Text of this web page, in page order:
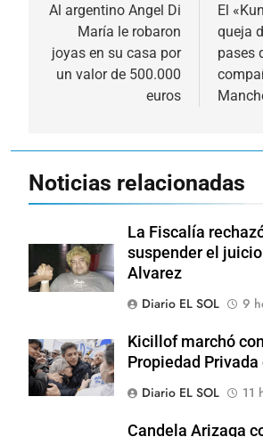
de
entradas
Al argentino Angel Di
María le robaron
joyas en su casa por
un valor de 500.000
euros
El
queja
pases
Noticias relacionadas
La Fiscalía
suspender el
Alvarez
Diario EL SOL
9
Kicillof marchó
Propiedad
Diario EL SOL
11
Candela Arizaga